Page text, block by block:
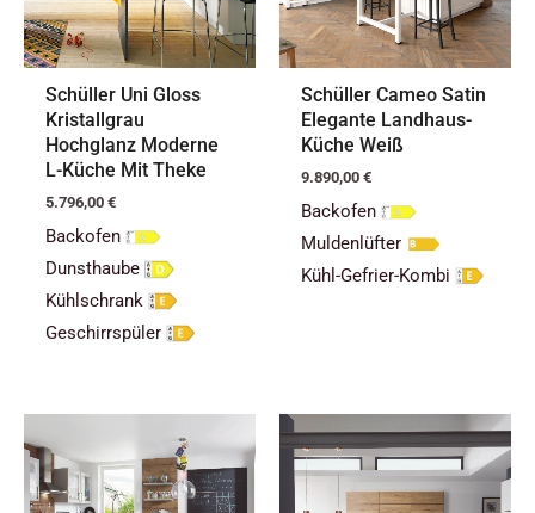
Schüller Uni Gloss
Kristallgrau
Hochglanz Moderne
L-Küche Mit Theke
5.796,00 €
Backofen
Dunsthaube
Kühlschrank
Geschirrspüler
Schüller Cameo Satin
Elegante Landhaus-
Küche Weiß
9.890,00 €
Backofen
Muldenlüfter
Kühl-Gefrier-Kombi